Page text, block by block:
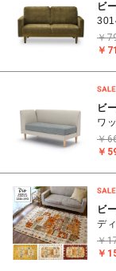
ビ
￥
￥
ビ
ワ
￥
￥
ビ
デ
￥
￥